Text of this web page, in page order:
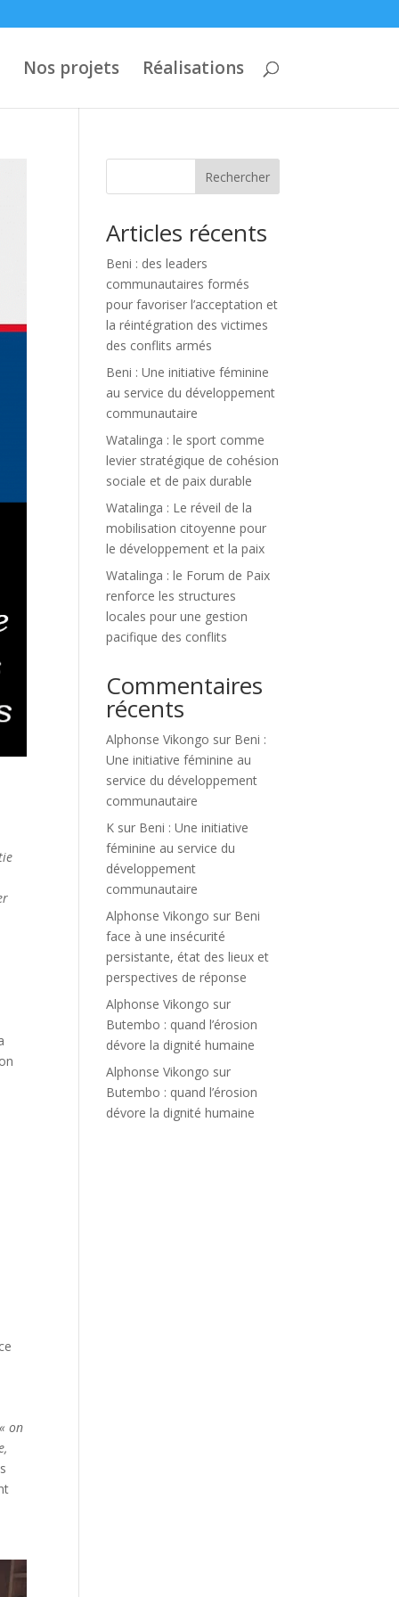
Nos projets Réalisations
on
Rechercher
Articles récents
Beni : des leaders
communautaires formés
pour favoriser l’acceptation et
la réintégration des victimes
des conflits armés
Beni : Une initiative féminine
au service du développement
communautaire
Watalinga : le sport comme
levier stratégique de cohésion
sociale et de paix durable
Watalinga : Le réveil de la
mobilisation citoyenne pour
le développement et la paix
Watalinga : le Forum de Paix
renforce les structures
locales pour une gestion
pacifique des conflits
Commentaires
récents
Alphonse Vikongo sur Beni :
Une initiative féminine au
service du développement
communautaire
K sur Beni : Une initiative
féminine au service du
développement
communautaire
Alphonse Vikongo sur Beni
face à une insécurité
persistante, état des lieux et
perspectives de réponse
Alphonse Vikongo sur
Butembo : quand l’érosion
dévore la dignité humaine
Alphonse Vikongo sur
Butembo : quand l’érosion
dévore la dignité humaine